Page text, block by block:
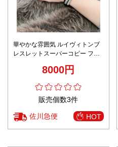
華やかな雰囲気 ルイヴィトンブ
レスレットスーパーコピー ファ
8000円
販売個数3件
佐川急便 HOT